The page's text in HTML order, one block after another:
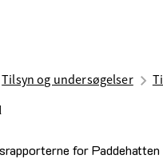
Tilsyn og undersøgelser
for Paddehatten
2026